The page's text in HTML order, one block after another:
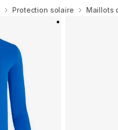
Protection solaire Maillots